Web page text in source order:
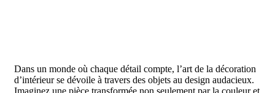
Dans un monde où chaque détail compte, l’art de la décoration
d’intérieur se dévoile à travers des objets au design audacieux.
Imaginez une pièce transformée non seulement par la couleur et